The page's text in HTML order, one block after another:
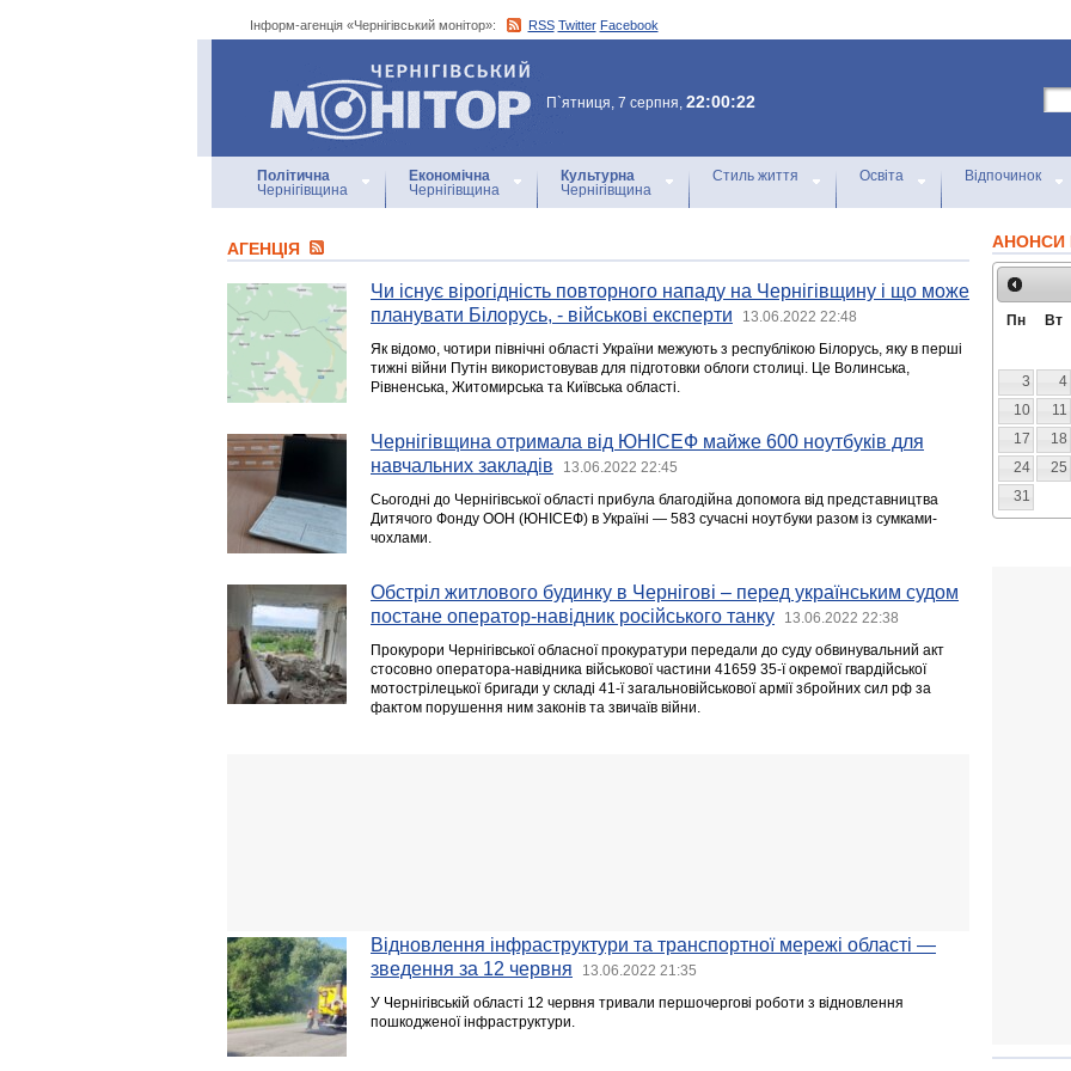
Інформ-агенція «Чернігівський монітор»: RSS Twitter Facebook
Інформ-агенція
«Чернігівський монітор»
П`ятниця, 7 серпня, 22:00:22
Політична
Чернігівщина
Економічна
Чернігівщина
Культурна
Чернігівщина
Стиль життя Освіта Відпочинок
АГЕНЦIЯ
Чи існує вірогідність повторного нападу на Чернігівщину і що може
планувати Білорусь, - військові експерти
13.06.2022 22:48
Як відомо, чотири північні області України межують з республікою Білорусь, яку в перші
тижні війни Путін використовував для підготовки облоги столиці. Це Волинська,
Рівненська, Житомирська та Київська області.
Чернігівщина отримала від ЮНІСЕФ майже 600 ноутбуків для
навчальних закладів
13.06.2022 22:45
Сьогодні до Чернігівської області прибула благодійна допомога від представництва
Дитячого Фонду ООН (ЮНІСЕФ) в Україні — 583 сучасні ноутбуки разом із сумками-
чохлами.
Обстріл житлового будинку в Чернігові – перед українським судом
постане оператор-навідник російського танку
13.06.2022 22:38
Прокурори Чернігівської обласної прокуратури передали до суду обвинувальний акт
стосовно оператора-навідника військової частини 41659 35-ї окремої гвардійської
мотострілецької бригади у складі 41-ї загальновійськової армії збройних сил рф за
фактом порушення ним законів та звичаїв війни.
Відновлення інфраструктури та транспортної мережі області —
зведення за 12 червня
13.06.2022 21:35
У Чернігівській області 12 червня тривали першочергові роботи з відновлення
пошкодженої інфраструктури.
АНОНСИ
Пн Вт
3
4
10
11
17
18
24
25
31